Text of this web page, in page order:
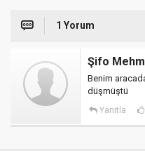
1 Yorum
Şifo
Benim
düşmüştü
Yanıtla